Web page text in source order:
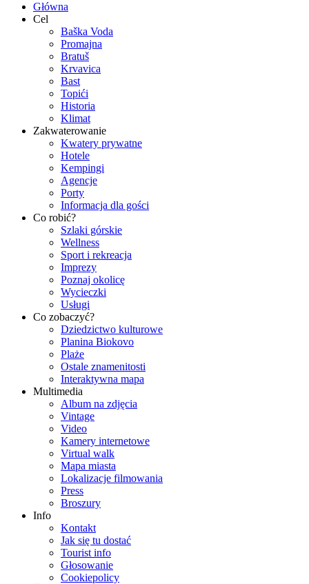
Główna
Cel
Baška Voda
Promajna
Bratuš
Krvavica
Bast
Topići
Historia
Klimat
Zakwaterowanie
Kwatery prywatne
Hotele
Kempingi
Agencje
Porty
Informacja dla gości
Co robić?
Szlaki górskie
Wellness
Sport i rekreacja
Imprezy
Poznaj okolicę
Wycieczki
Usługi
Co zobaczyć?
Dziedzictwo kulturowe
Planina Biokovo
Plaże
Ostale znamenitosti
Interaktywna mapa
Multimedia
Album na zdjęcia
Vintage
Video
Kamery internetowe
Virtual walk
Mapa miasta
Lokalizacje filmowania
Press
Broszury
Info
Kontakt
Jak się tu dostać
Tourist info
Głosowanie
Cookiepolicy